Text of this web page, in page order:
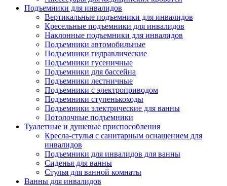
Подъемники для инвалидов
Вертикальные подъемники для инвалидов
Кресельные подъемники для инвалидов
Наклонные подъемники для инвалидов
Подъемники автомобильные
Подъемники гидравлические
Подъемники гусеничные
Подъемники для бассейна
Подъемники лестничные
Подъемники с электроприводом
Подъемники ступенькоходы
Подъемники электрические для ванны
Потолочные подъемники
Туалетные и душевые приспособления
Кресла-стулья с санитарным оснащением для
инвалидов
Подъемники для инвалидов для ванны
Сиденья для ванны
Стулья для ванной комнаты
Ванны для инвалидов